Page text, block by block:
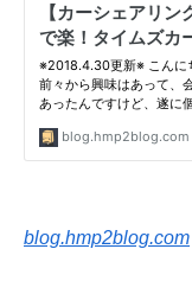
blog.hmp2blog.com